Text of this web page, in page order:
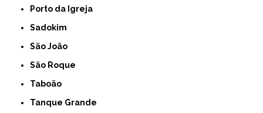
Porto da Igreja
Sadokim
São João
São Roque
Taboão
Tanque Grande